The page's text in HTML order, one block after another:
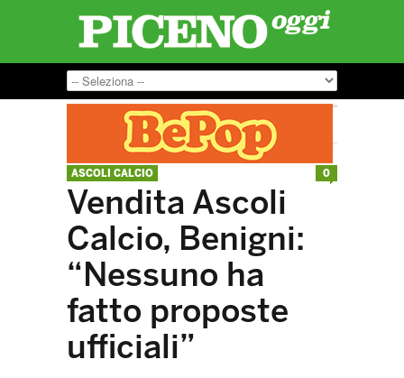
ASCOLI CALCIO
Vendita Ascoli
Calcio, Benigni:
“Nessuno ha
fatto proposte
ufficiali”
0